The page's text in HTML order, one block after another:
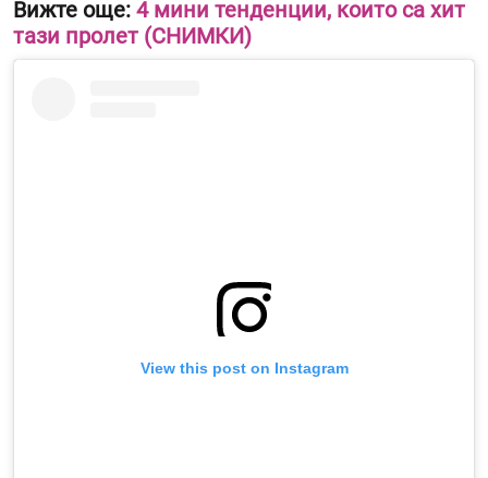
Вижте още: 4 мини тенденции, които са хит
тази пролет (СНИМКИ)
View this post on Instagram